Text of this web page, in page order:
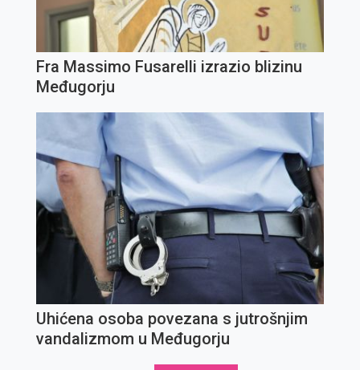
Fra Massimo Fusarelli izrazio blizinu
Međugorju
Uhićena osoba povezana s jutrošnjim
vandalizmom u Međugorju